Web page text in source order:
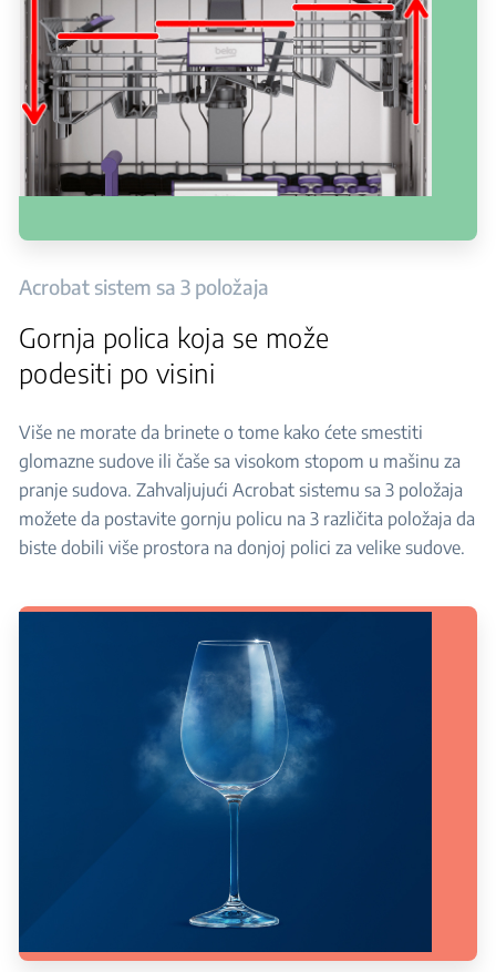
Acrobat sistem sa 3 položaja
Gornja polica koja se može
podesiti po visini
Više ne morate da brinete o tome kako ćete smestiti
glomazne sudove ili čaše sa visokom stopom u mašinu za
pranje sudova. Zahvaljujući Acrobat sistemu sa 3 položaja
možete da postavite gornju policu na 3 različita položaja da
biste dobili više prostora na donjoj polici za velike sudove.